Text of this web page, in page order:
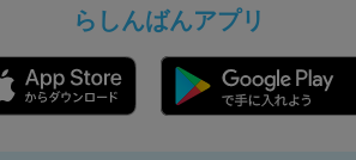
らしんばんアプリ